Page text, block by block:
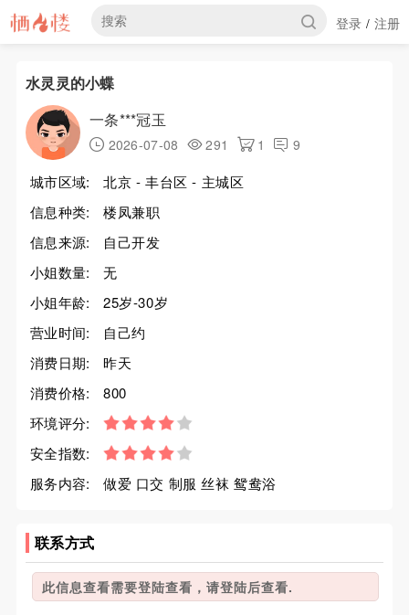
登录 / 注册
水灵灵的小蝶
一条***冠玉
2026-07-08 291 1 9
城市区域:
北京 - 丰台区 - 主城区
信息种类:
楼凤兼职
信息来源:
自己开发
小姐数量:
无
小姐年龄:
25岁-30岁
营业时间:
自己约
消费日期:
昨天
消费价格:
800
环境评分:
安全指数:
服务内容:
做爱 口交 制服 丝袜 鸳鸯浴
联系方式
此信息查看需要登陆查看，请登陆后查看.